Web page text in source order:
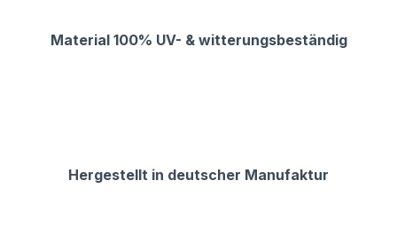
Material 100% UV- & witterungsbeständig
Hergestellt in deutscher Manufaktur